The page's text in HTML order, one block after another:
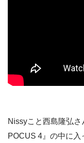
Nissyこと西島隆弘
POCUS 4』の中に入